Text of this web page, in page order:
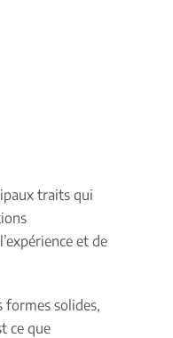
traits qui
et de
formes solides,
ce que